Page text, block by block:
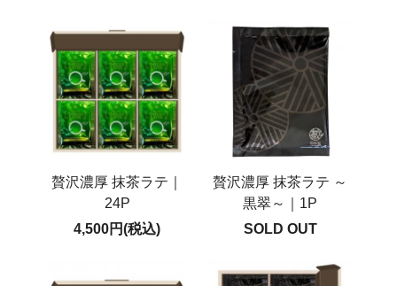
贅沢濃厚 抹茶ラテ｜
24P
4,500円(税込)
贅沢濃厚 抹茶ラテ ～
黒翠～｜1P
SOLD OUT